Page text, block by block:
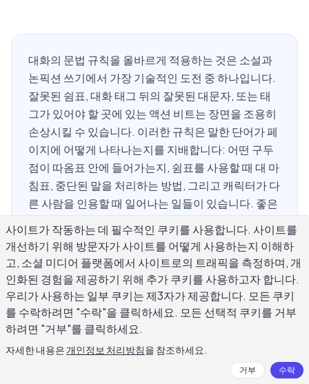
대화의 문법 규칙을 올바르게 적용하는 것은 소설과
논픽션 쓰기에서 가장 기술적인 도전 중 하나입니다.
잘못된 쉼표, 대화 태그 뒤의 잘못된 대문자, 또는 태
그가 있어야 할 곳에 있는 액션 비트는 장면을 조용히
손상시킬 수 있습니다. 이러한 규칙은 말한 단어가 페
이지에 어떻게 나타나는지를 지배합니다: 어떤 구두
점이 따옴표 안에 들어가는지, 쉼표를 사용할 때 대 마
침표, 중단된 말을 처리하는 방법, 그리고 캐릭터가 다
른 사람을 인용할 때 일어나는 일들이 있습니다. 좋은
번 배우고 나면 어떤 장르에든 적용하는 것이 신뢰할
수 있고 빠릅니다.
대화의 문법 규칙의 핵심 구두점 규칙은
무엇입니까?
대화의 문법 규칙의 가장 기본은 구두점이 어디에 속하는지
사이트가 작동하는 데 필수적인 쿠키를 사용합니다. 사이트를
개선하기 위해 방문자가 사이트를 어떻게 사용하는지 이해하
고, 소셜 미디어 플랫폼에서 사이트로의 트래픽을 측정하며, 개
인화된 경험을 제공하기 위해 추가 쿠키를 사용하고자 합니다.
우리가 사용하는 일부 쿠키는 제3자가 제공합니다. 모든 쿠키
를 수락하려면 "수락"을 클릭하세요. 모든 선택적 쿠키를 거부
하려면 "거부"를 클릭하세요.
자세한 내용은 개인정보 처리방침을 참조하세요.
거부 수락